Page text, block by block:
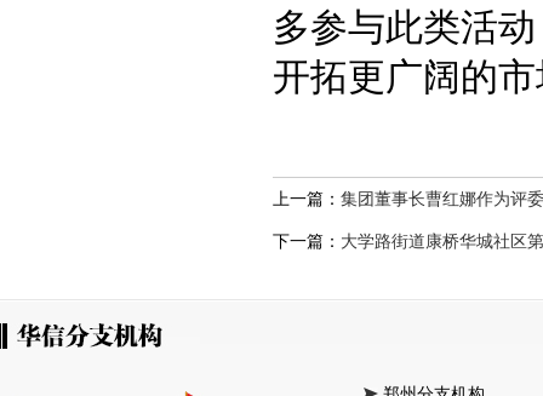
多参与此类活
开拓更广阔的
上一篇： 集团董事长曹红娜作为评
下一篇： 大学路街道康桥华城社区